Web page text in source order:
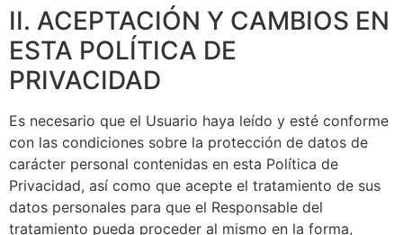
II. ACEPTACIÓN Y CAMBIOS EN
ESTA POLÍTICA DE
PRIVACIDAD
Es necesario que el Usuario haya leído y esté conforme
con las condiciones sobre la protección de datos de
carácter personal contenidas en esta Política de
Privacidad, así como que acepte el tratamiento de sus
datos personales para que el Responsable del
tratamiento pueda proceder al mismo en la forma,